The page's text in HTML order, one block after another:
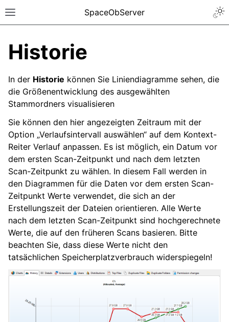
SpaceObServer
Historie
In der Historie können Sie Liniendiagramme sehen, die
die Größenentwicklung des ausgewählten
Stammordners visualisieren
Sie können den hier angezeigten Zeitraum mit der
Option „Verlaufsintervall auswählen“ auf dem Kontext-
Reiter Verlauf anpassen. Es ist möglich, ein Datum vor
dem ersten Scan-Zeitpunkt und nach dem letzten
Scan-Zeitpunkt zu wählen. In diesem Fall werden in
den Diagrammen für die Daten vor dem ersten Scan-
Zeitpunkt Werte verwendet, die sich an der
Erstellungszeit der Dateien orientieren. Alle Werte
nach dem letzten Scan-Zeitpunkt sind hochgerechnete
Werte, die auf den früheren Scans basieren. Bitte
beachten Sie, dass diese Werte nicht den
tatsächlichen Speicherplatzverbrauch widerspiegeln!